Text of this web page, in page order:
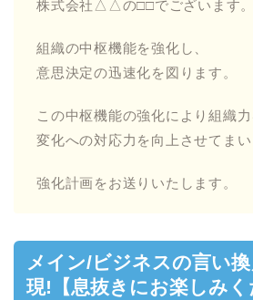
株式会社△△の□□でございます。
組織の中枢機能を強化し、
意思決定の迅速化を図ります。
この中枢機能の強化により組織力
変化への対応力を向上させてまい
強化計画をお送りいたします。
メイン/ビジネスの言い
現!【息抜きにお楽しみ